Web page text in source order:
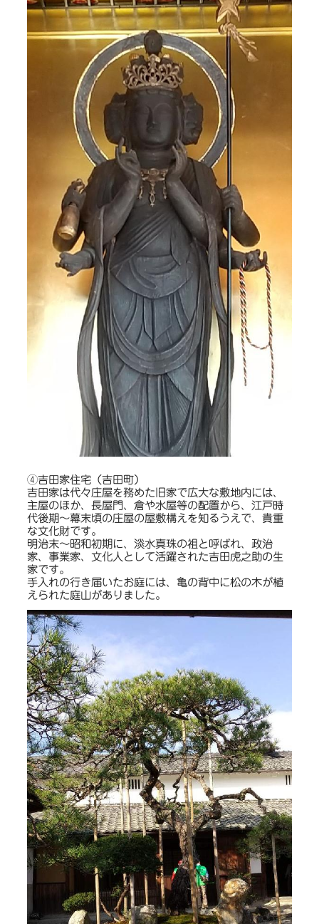
④吉田家住宅（吉田町）
吉田家は代々庄屋を務めた旧家で広大な敷地内には、
主屋のほか、長屋門、倉や水屋等の配置から、江戸時
代後期～幕末頃の庄屋の屋敷構えを知るうえで、貴重
な文化財です。
明治末～昭和初期に、淡水真珠の祖と呼ばれ、政治
家、事業家、文化人として活躍された吉田虎之助の生
家です。
手入れの行き届いたお庭には、亀の背中に松の木が植
えられた庭山がありました。